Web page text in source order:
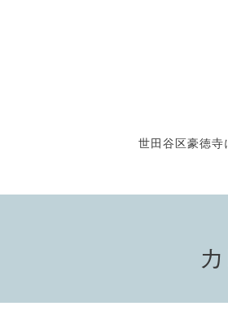
世田谷区豪徳